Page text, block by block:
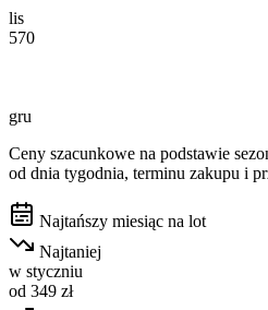
lis
570
gru
Ceny szacunkowe na podstawie
od dnia tygodnia, terminu zakupu i
Najtańszy miesiąc na lot
Najtaniej
w styczniu
od 349 zł